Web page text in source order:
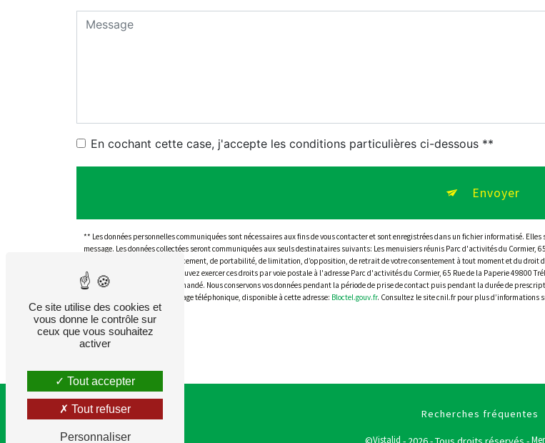
En cochant cette case, j'accepte les conditions particulières ci-dessous **
Envoyer
** Les données personnelles communiquées sont nécessaires aux fins de vous contacter et sont enregistrées dans un fichier informatisé.
message. Les données collectées seront communiquées aux seuls destinataires suivants: Les menuisiers réunis Parc d'activités du
d’accès, de rectification, d’effacement, de portabilité, de limitation, d’opposition, de retrait de votre consentement à tout moment et du
données post-mortem. Vous pouvez exercer ces droits par voie postale à l'adresse Parc d'activités du Cormier, 65 Rue de la Paperie
d'identité pourra vous être demandé. Nous conservons vos données pendant la période de prise de contact puis pendant la durée de
liste d'opposition au démarchage téléphonique, disponible à cette adresse:
Bloctel.gouv.fr. Consultez le site cnil.fr pour plus d’informations
Recherches fréquentes
Vistalid
Ce site utilise des cookies et
vous donne le contrôle sur
ceux que vous souhaitez
activer
Tout accepter
Tout refuser
Personnaliser